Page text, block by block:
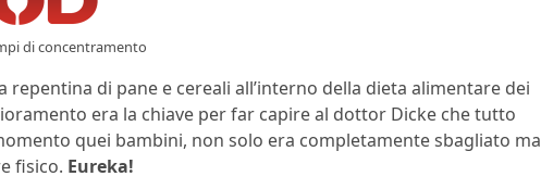
di concentramento
repentina di pane e cereali all’interno della dieta alimentare dei
era la chiave per far capire al dottor Dicke che tutto
quei bambini, non solo era completamente sbagliato ma
fisico. Eureka!